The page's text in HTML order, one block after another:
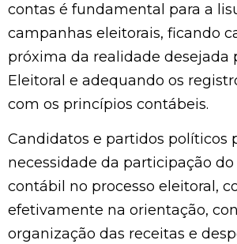
contas é fundamental para a
campanhas eleitorais, ficando
próxima da realidade desejada
Eleitoral e adequando os
com os princípios contábeis.
Candidatos e partidos políticos
necessidade da participação
contábil no processo eleitoral,
efetivamente na orientação,
organização das receitas e